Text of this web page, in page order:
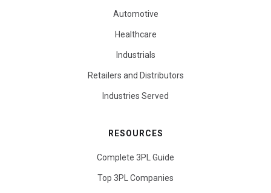
Automotive
Healthcare
Industrials
Retailers and Distributors
Industries Served
RESOURCES
Complete 3PL Guide
Top 3PL Companies